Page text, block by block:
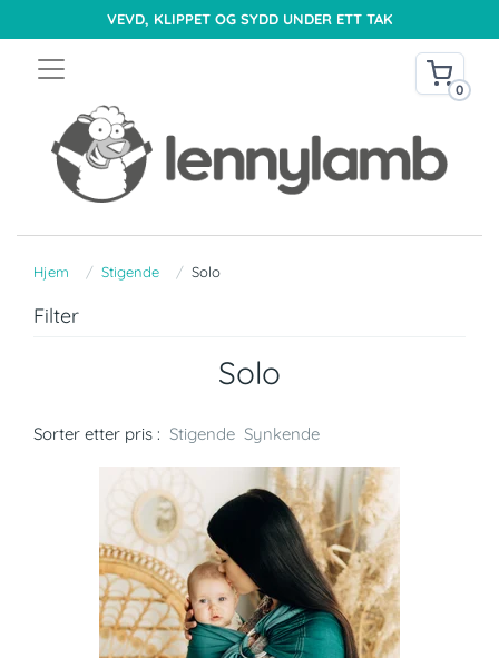
VEVD, KLIPPET OG SYDD UNDER ETT TAK
0
Hjem Stigende Solo
Filter
Solo
Sorter etter pris : Stigende Synkende